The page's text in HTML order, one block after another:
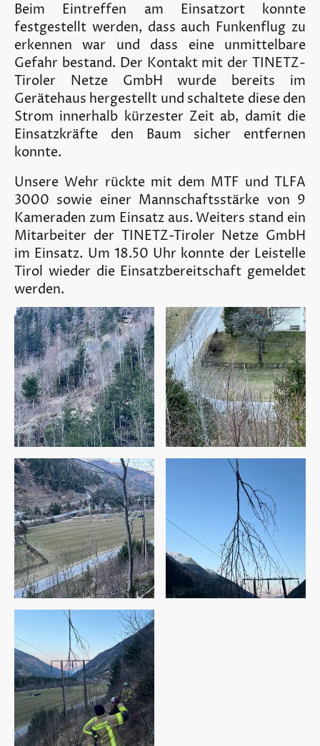
Beim Eintreffen am Einsatzort konnte
festgestellt werden, dass auch Funkenflug zu
erkennen war und dass eine unmittelbare
Gefahr bestand. Der Kontakt mit der TINETZ-
Tiroler Netze GmbH wurde bereits im
Gerätehaus hergestellt und schaltete diese den
Strom innerhalb kürzester Zeit ab, damit die
Einsatzkräfte den Baum sicher entfernen
konnte.
Unsere Wehr rückte mit dem MTF und TLFA
3000 sowie einer Mannschaftsstärke von 9
Kameraden zum Einsatz aus. Weiters stand ein
Mitarbeiter der TINETZ-Tiroler Netze GmbH
im Einsatz. Um 18.50 Uhr konnte der Leistelle
Tirol wieder die Einsatzbereitschaft gemeldet
werden.